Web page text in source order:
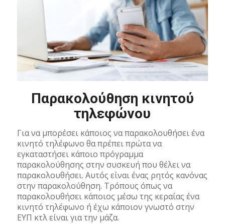
Παρακολούθηση κινητού
τηλεφώνου
Για να μπορέσει κάποιος να παρακολουθήσει ένα
κινητό τηλέφωνο θα πρέπει πρώτα να
εγκαταστήσει κάποιο πρόγραμμα
παρακολούθησης στην συσκευή που θέλει να
παρακολουθήσει. Αυτός είναι ένας ρητός κανόνας
στην παρακολούθηση. Τρόπους όπως να
παρακολουθήσει κάποιος μέσω της κεραίας ένα
κινητό τηλέφωνο ή έχω κάποιον γνωστό στην
ΕΥΠ κτλ είναι για την μάζα.